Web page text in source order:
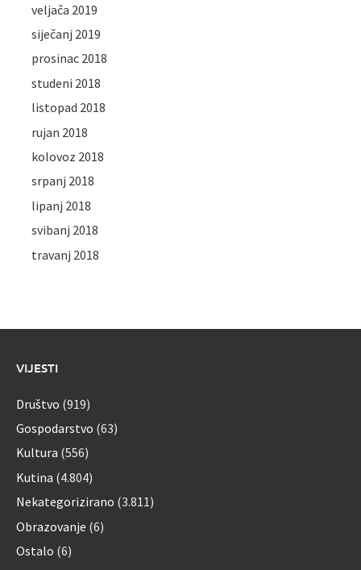
veljača 2019
siječanj 2019
prosinac 2018
studeni 2018
listopad 2018
rujan 2018
kolovoz 2018
srpanj 2018
lipanj 2018
svibanj 2018
travanj 2018
VIJESTI
Društvo (919)
Gospodarstvo (63)
Kultura (556)
Kutina (4.804)
Nekategorizirano (3.811)
Obrazovanje (6)
Ostalo (6)